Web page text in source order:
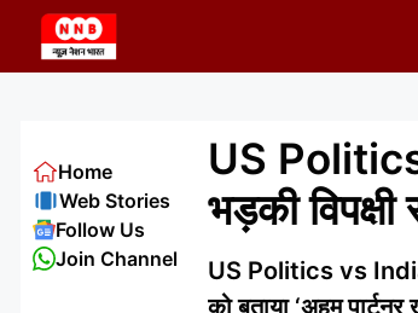
content
US
भड़की
US Politics vs
को बताया ‘अहम पार्टनर
Home
Web Stories
Follow Us
Join Channel